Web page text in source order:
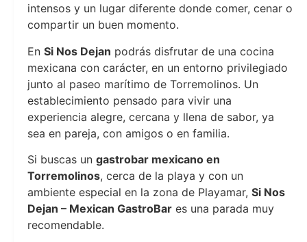
intensos y un lugar diferente donde comer, cenar o
compartir un buen momento.
En Si Nos Dejan podrás disfrutar de una cocina
mexicana con carácter, en un entorno privilegiado
junto al paseo marítimo de Torremolinos. Un
establecimiento pensado para vivir una
experiencia alegre, cercana y llena de sabor, ya
sea en pareja, con amigos o en familia.
Si buscas un gastrobar mexicano en
Torremolinos, cerca de la playa y con un
ambiente especial en la zona de Playamar, Si Nos
Dejan – Mexican GastroBar es una parada muy
recomendable.